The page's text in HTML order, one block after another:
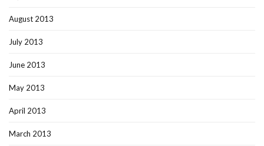
August 2013
July 2013
June 2013
May 2013
April 2013
March 2013